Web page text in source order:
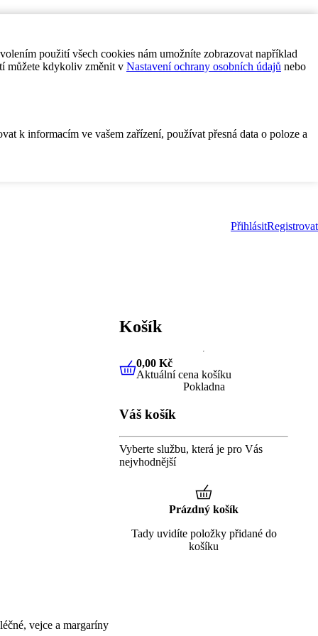
použití všech cookies nám umožníte zobrazovat například
můžete kdykoliv změnit v Nastavení ochrany osobních údajů nebo
k informacím ve vašem zařízení, používat přesná data o poloze a
PřihlásitRegistrovat
vejce a margaríny
Košík
0,00 KčAktuální cena košíku
0,00 Kč
Aktuální cena košíku
Pokladna
Váš košík
Vyberte službu, která je pro Vás
nejvhodnější
Prázdný košík
Tady uvidíte položky přidané do
košíku